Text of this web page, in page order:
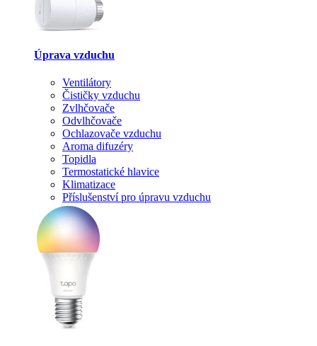
Úprava vzduchu
Ventilátory
Čističky vzduchu
Zvlhčovače
Odvlhčovače
Ochlazovače vzduchu
Aroma difuzéry
Topidla
Termostatické hlavice
Klimatizace
Příslušenství pro úpravu vzduchu